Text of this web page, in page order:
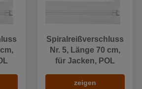
Spiralreißverschluss
Nr. 5, Länge 70 cm,
für Jacken, POL
zeigen